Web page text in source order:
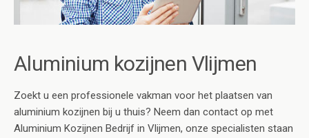
Aluminium kozijnen Vlijmen
Zoekt u een professionele vakman voor het plaatsen van
aluminium kozijnen bij u thuis? Neem dan contact op met
Aluminium Kozijnen Bedrijf in Vlijmen, onze specialisten staan